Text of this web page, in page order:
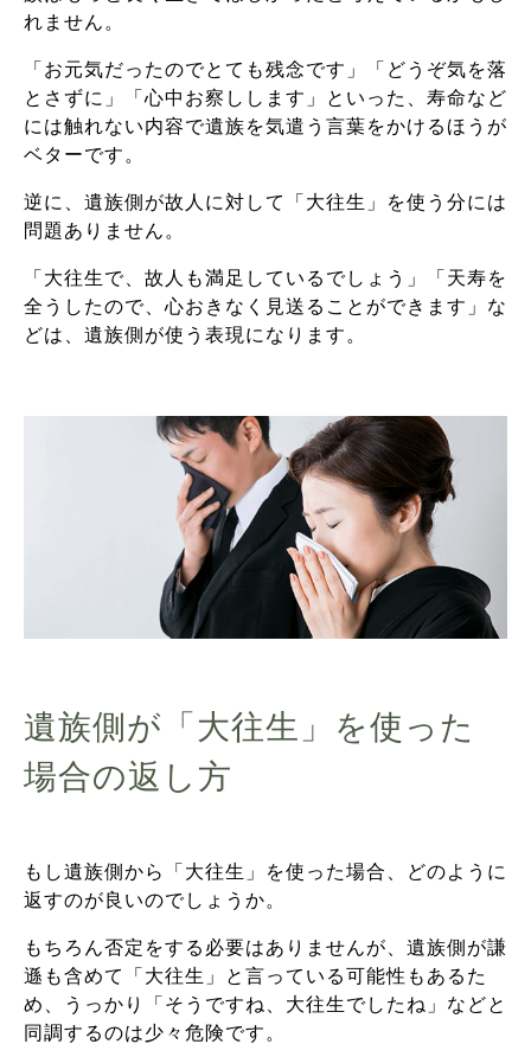
れません。
「お元気だったのでとても残念です」「どうぞ気を落
とさずに」「心中お察しします」といった、寿命など
には触れない内容で遺族を気遣う言葉をかけるほうが
ベターです。
逆に、遺族側が故人に対して「大往生」を使う分には
問題ありません。
「大往生で、故人も満足しているでしょう」「天寿を
全うしたので、心おきなく見送ることができます」な
どは、遺族側が使う表現になります。
遺族側が「大往生」を使った
場合の返し方
もし遺族側から「大往生」を使った場合、どのように
返すのが良いのでしょうか。
もちろん否定をする必要はありませんが、遺族側が謙
遜も含めて「大往生」と言っている可能性もあるた
め、うっかり「そうですね、大往生でしたね」などと
同調するのは少々危険です。